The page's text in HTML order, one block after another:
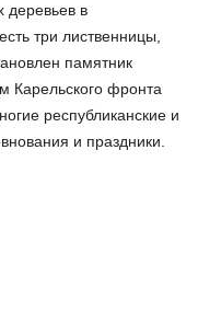
деревьев в
три лиственницы,
памятник
Карельского фронта
республиканские и
и праздники.